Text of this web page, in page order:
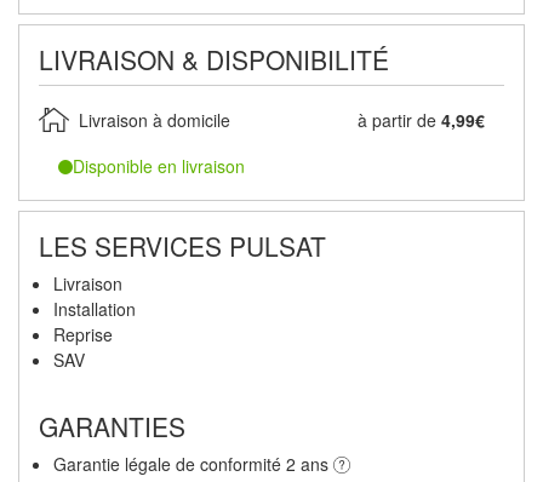
LIVRAISON & DISPONIBILITÉ
Livraison à domicile à partir de 4,99€
Disponible en livraison
LES SERVICES PULSAT
Livraison
Installation
Reprise
SAV
GARANTIES
Garantie légale de conformité 2 ans